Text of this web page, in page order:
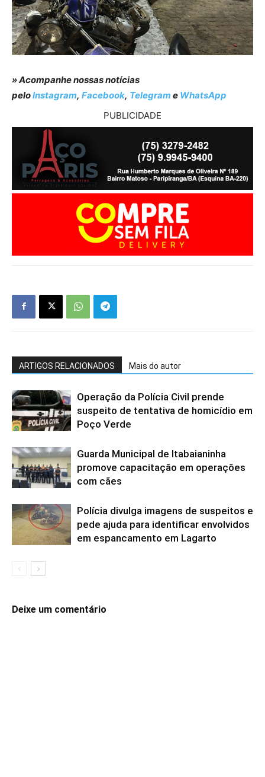
» Acompanhe nossas notícias
peloInstagram, Facebook, Telegram e WhatsApp
PUBLICIDADE
ARTIGOS RELACIONADOS Mais do autor
Operação da Polícia Civil prende
suspeito de tentativa de homicídio em
Poço Verde
Guarda Municipal de Itabaianinha
promove capacitação em operações
com cães
Polícia divulga imagens de suspeitos e
pede ajuda para identificar envolvidos
em espancamento em Lagarto
Deixe um comentário